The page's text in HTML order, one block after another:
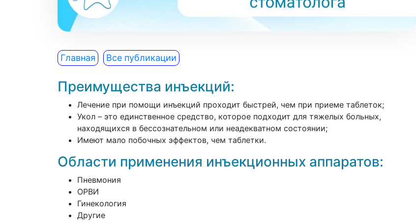
Главная Все публикации
Преимущества инъекций:
Лечение при помощи инъекций проходит быстрей, чем при приеме таблеток;
Укол – это единственное средство, которое подходит для тяжелых больных,
находящихся в бессознательном или неадекватном состоянии;
Имеют мало побочных эффектов, чем таблетки.
Области применения инъекционных аппаратов:
Пневмония
ОРВИ
Гинекология
Другие